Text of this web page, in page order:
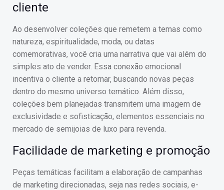
cliente
Ao desenvolver coleções que remetem a temas como
natureza, espiritualidade, moda, ou datas
comemorativas, você cria uma narrativa que vai além do
simples ato de vender. Essa conexão emocional
incentiva o cliente a retornar, buscando novas peças
dentro do mesmo universo temático. Além disso,
coleções bem planejadas transmitem uma imagem de
exclusividade e sofisticação, elementos essenciais no
mercado de semijoias de luxo para revenda.
Facilidade de marketing e promoção
Peças temáticas facilitam a elaboração de campanhas
de marketing direcionadas, seja nas redes sociais, e-